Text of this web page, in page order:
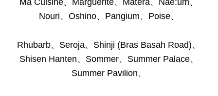
Nouri、Oshino、Pangium、Poise、
Rhubarb、Seroja、Shinji (Bras Basah Road)、
Shisen Hanten、Sommer、Summer Palace、
Summer Pavilion、